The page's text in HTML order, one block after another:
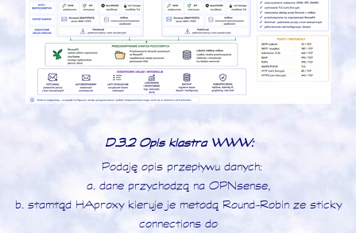
D.3.2 Opis klastra WWW:
Podaję opis przepływu danych:
a. dane przychodzą na OPNsense,
b. stamtąd HAproxy kieruje je metodą Round-Robin ze sticky
connections do